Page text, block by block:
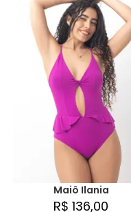
Maiô Ilania
R$ 136,00